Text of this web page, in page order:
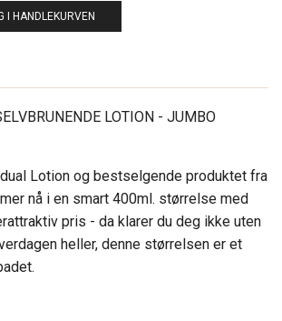
I HANDLEKURVEN
LOTION - JUMBO
Lotion og bestselgende produktet fra
nå i en smart 400ml. størrelse med
pris - da klarer du deg ikke uten
heller, denne størrelsen er et